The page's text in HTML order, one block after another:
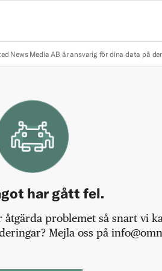
News Media AB är ansvarig för dina data på
har gått fel.
problemet så snart vi
Mejla oss på